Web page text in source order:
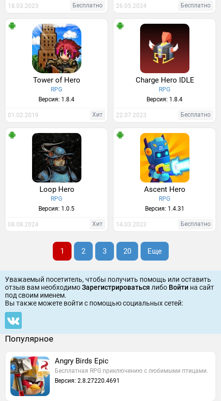
18.03.2023 Бесплатно 26.05.2024 Бесплатно
Tower of Hero
RPG
Версия: 1.8.4
01.02.2019 Хит
Charge Hero IDLE
RPG
Версия: 1.8.4
22.07.2023 Бесплатно
Loop Hero
RPG
Версия: 1.0.5
08.08.2024 Хит
Ascent Hero
RPG
Версия: 1.4.31
14.03.2023 Бесплатно
1 2 3 20 Еще
Уважаемый посетитель, чтобы получить помощь или оставить
отзыв вам необходимоЗарегистрироваться либо Войти на сайт
под своим именем.
Вы также можете войти c помощью социальных сетей:
Популярное
Angry Birds Epic
Бесплатная RPG приключению с любимыми птицами.
Версия: 2.8.27220.4691